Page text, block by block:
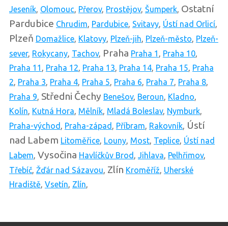
Jeseník, Olomouc, Přerov, Prostějov, Šumperk, Ostatní
Pardubice Chrudim, Pardubice, Svitavy, Ústí nad Orlicí,
Plzeň Domažlice, Klatovy, Plzeň-jih, Plzeň-město, Plzeň-
sever, Rokycany, Tachov, Praha Praha 1 , Praha 10,
Praha 11 , Praha 12, Praha 13, Praha 14, Praha 15, Praha
2, Praha 3, Praha 4, Praha 5, Praha 6, Praha 7, Praha 8,
Praha 9, Středni Čechy Benešov, Beroun, Kladno,
Kolín, Kutná Hora, Mělník, Mladá Boleslav, Nymburk,
Praha-východ , Praha-západ , Příbram, Rakovník, Ústí
nad Labem Litoměřice, Louny, Most, Teplice, Ústí nad
Labem, Vysočina Havlíčkův Brod , Jihlava, Pelhřimov,
Třebíč, Žďár nad Sázavou, Zlín Kroměříž, Uherské
Hradiště, Vsetín, Zlín,